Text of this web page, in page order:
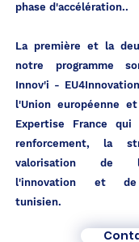
phase d'accélération..
La première et la
notre programme
Innov'i - EU4Innovation
l'Union européenne
Expertise France qui
renforcement, la
valorisation de
l'innovation et de
tunisien.